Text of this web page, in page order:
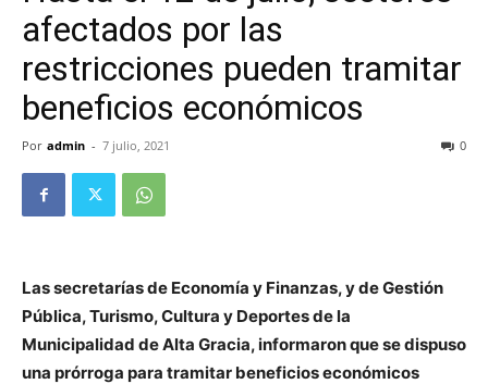
afectados por las
restricciones pueden tramitar
beneficios económicos
Por admin - 7 julio, 2021 0
Las secretarías de Economía y Finanzas, y de Gestión
Pública, Turismo, Cultura y Deportes de la
Municipalidad de Alta Gracia, informaron que se dispuso
una prórroga para tramitar beneficios económicos